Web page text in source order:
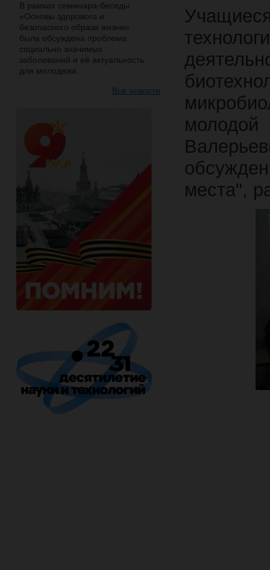
В рамках семинара-беседы
«Основы здорового и
безопасного образа жизни»
была обсуждена проблема
социально значимых
заболеваний и её актуальность
для молодежи.
Все новости
места",